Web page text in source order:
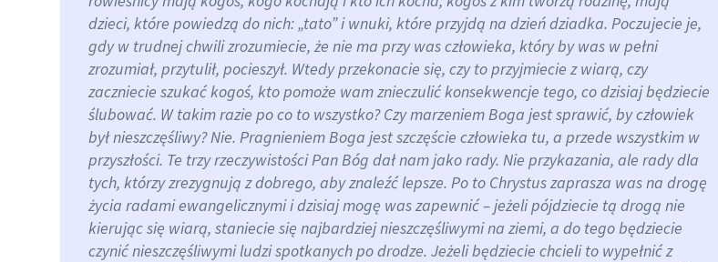
dzieci, które powiedzą do nich: „tato” i wnuki, które przyjdą na dzień dziadka. Poczujecie je,
gdy w trudnej chwili zrozumiecie, że nie ma przy was człowieka, który by was w pełni
zrozumiał, przytulił, pocieszył. Wtedy przekonacie się, czy to przyjmiecie z wiarą, czy
zaczniecie szukać kogoś, kto pomoże wam znieczulić konsekwencje tego, co dzisiaj będziecie
ślubować. W takim razie po co to wszystko? Czy marzeniem Boga jest sprawić, by człowiek
był nieszczęśliwy?Nie. Pragnieniem Boga jest szczęście człowieka tu, a przede wszystkim w
przyszłości. Te trzy rzeczywistości Pan Bóg dał nam jako rady. Nie przykazania, ale rady dla
tych, którzy zrezygnują z dobrego, aby znaleźć lepsze. Po to Chrystus zaprasza was na drogę
życia radami ewangelicznymi i dzisiaj mogę was zapewnić – jeżeli pójdziecie tą drogą nie
kierując się wiarą, staniecie się najbardziej nieszczęśliwymi na ziemi, a do tego będziecie
czynić nieszczęśliwymi ludzi spotkanych po drodze. Jeżeli będziecie chcieli to wypełnić z